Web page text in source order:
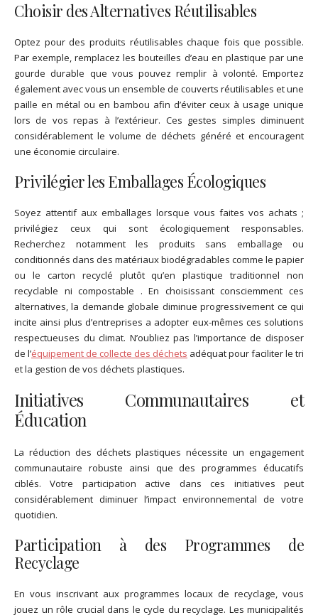
Choisir des Alternatives Réutilisables
Optez pour des produits réutilisables chaque fois que possible.
Par exemple, remplacez les bouteilles d’eau en plastique par une
gourde durable que vous pouvez remplir à volonté. Emportez
également avec vous un ensemble de couverts réutilisables et une
paille en métal ou en bambou afin d’éviter ceux à usage unique
lors de vos repas à l’extérieur. Ces gestes simples diminuent
considérablement le volume de déchets généré et encouragent
une économie circulaire.
Privilégier les Emballages Écologiques
Soyez attentif aux emballages lorsque vous faites vos achats ;
privilégiez ceux qui sont écologiquement responsables.
Recherchez notamment les produits sans emballage ou
conditionnés dans des matériaux biodégradables comme le papier
ou le carton recyclé plutôt qu’en plastique traditionnel non
recyclable ni compostable . En choisissant consciemment ces
alternatives, la demande globale diminue progressivement ce qui
incite ainsi plus d’entreprises a adopter eux-mêmes ces solutions
respectueuses du climat. N’oubliez pas l’importance de disposer
de l’équipement de collecte des déchets adéquat pour faciliter le tri
et la gestion de vos déchets plastiques.
Initiatives Communautaires et
Éducation
La réduction des déchets plastiques nécessite un engagement
communautaire robuste ainsi que des programmes éducatifs
ciblés. Votre participation active dans ces initiatives peut
considérablement diminuer l’impact environnemental de votre
quotidien.
Participation à des Programmes de
Recyclage
En vous inscrivant aux programmes locaux de recyclage, vous
jouez un rôle crucial dans le cycle du recyclage. Les municipalités